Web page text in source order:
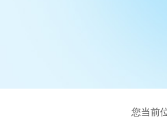
您当前